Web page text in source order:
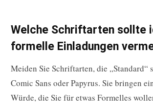
Welche Schriftarten sollte
formelle Einladungen
Meiden Sie Schriftarten, die „Standard“
Comic Sans oder Papyrus. Sie bringen
Würde, die Sie für etwas Formelles